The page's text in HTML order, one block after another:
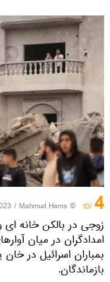
4
/10
© AFP 2023 / Mahmud Hams
زوجی در بالکن خانه ای
امدادگران در میان
بمباران اسرائیل در
بازماندگان.